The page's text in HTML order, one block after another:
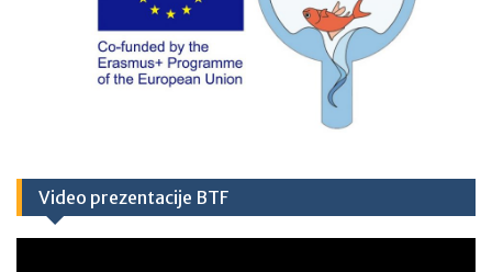
Video prezentacije BTF